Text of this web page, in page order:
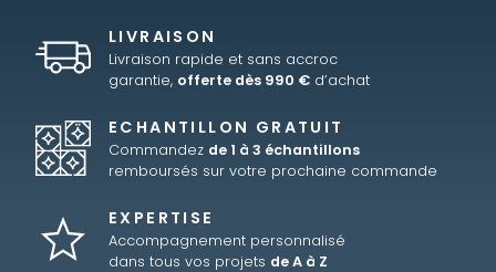
LIVRAISON
Livraison rapide et sans accroc
garantie, offerte dès 990 € d’achat
ECHANTILLON GRATUIT
Commandez de 1 à 3 échantillons
remboursés sur votre prochaine commande
EXPERTISE
Accompagnement personnalisé
dans tous vos projets de A à Z